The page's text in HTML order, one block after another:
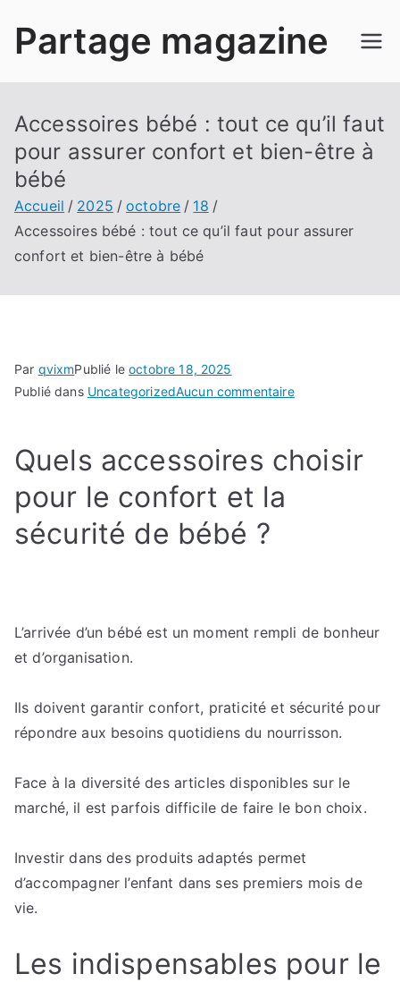
Partage magazine
Accessoires bébé : tout ce qu’il faut
pour assurer confort et bien-être à
bébé
Accueil 2025 octobre
18
Accessoires bébé : tout ce qu’il faut pour assurer
confort et bien-être à bébé
Par qvixmPublié leoctobre 18, 2025
Publié dans UncategorizedAucun commentairesur
:
et
à
bébé
Quels accessoires choisir
pour le confort et la
sécurité de bébé ?
L’arrivée d’un bébé est un moment rempli de bonheur
et d’organisation.
Ils doivent garantir confort, praticité et sécurité pour
répondre aux besoins quotidiens du nourrisson.
Face à la diversité des articles disponibles sur le
marché, il est parfois difficile de faire le bon choix.
Investir dans des produits adaptés permet
d’accompagner l’enfant dans ses premiers mois de
vie.
Les indispensables pour le